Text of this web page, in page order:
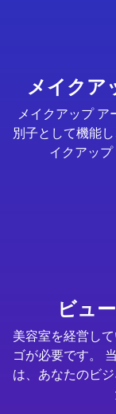
メイクア
メイクアップ ア
別子として機能
イクアップ
ビュ
美容室を経営し
ゴが必要です。
は、あなたのビ